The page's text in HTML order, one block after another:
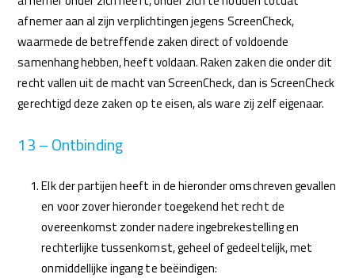
afnemer aan al zijn verplichtingen jegens ScreenCheck,
waarmede de betreffende zaken direct of voldoende
samenhang hebben, heeft voldaan. Raken zaken die onder dit
recht vallen uit de macht van ScreenCheck, dan is ScreenCheck
gerechtigd deze zaken op te eisen, als ware zij zelf eigenaar.
13 – Ontbinding
Elk der partijen heeft in de hieronder omschreven gevallen
en voor zover hieronder toegekend het recht de
overeenkomst zonder nadere ingebrekestelling en
rechterlijke tussenkomst, geheel of gedeeltelijk, met
onmiddellijke ingang te beëindigen: